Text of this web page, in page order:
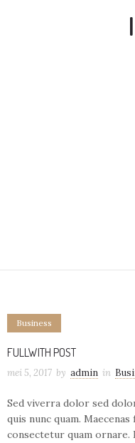
Business
FULLWITH POST
mei 5, 2017 by admin in
Sed viverra dolor sed
quis nunc quam.
consectetur quam